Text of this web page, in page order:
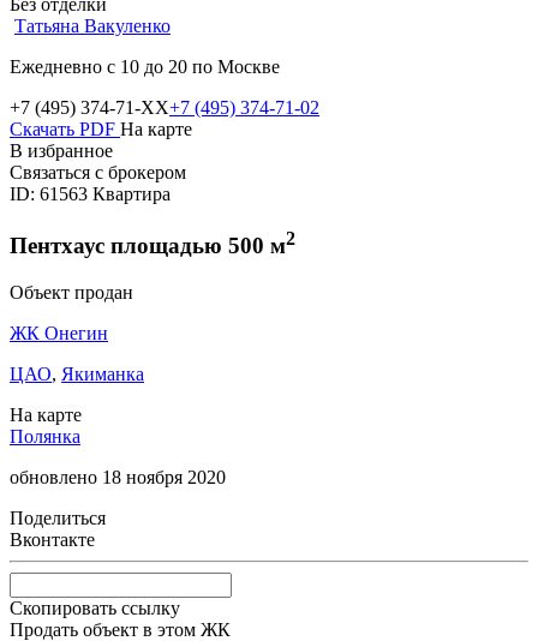
Без отделки
Татьяна Вакуленко
Ежедневно с 10 до 20 по Москве
+7 (495) 374-71-XX+7 (495) 374-71-02
Скачать PDF На карте
В избранное
Связаться с брокером
ID: 61563 Квартира
Пентхаус площадью 500 м2
Объект продан
ЖК Онегин
ЦАО, Якиманка
На карте
Полянка
обновлено 18 ноября 2020
Поделиться
Вконтакте
Скопировать ссылку
Продать объект в этом ЖК